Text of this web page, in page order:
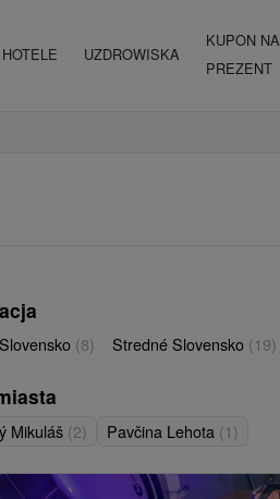
HOTELE UZDROWISKA
KUPON NA
PREZENT
(8) Stredné Slovensko (19)
Mikuláš (2) Pavčina Lehota (1)